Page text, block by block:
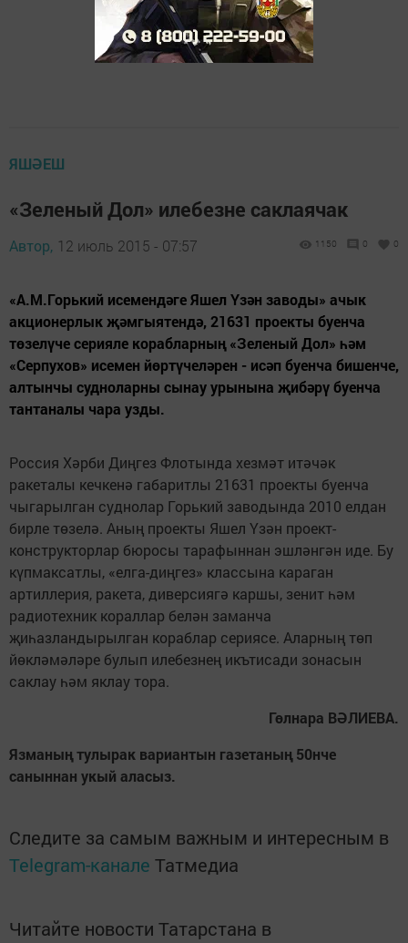
ЯШӘЕШ
«Зеленый Дол» илебезне саклаячак
Автор, 12 июль 2015 - 07:57 1150 0 0
«А.М.Горький исемендәге Яшел Үзән заводы» ачык
акционерлык җәмгыятендә, 21631 проекты буенча
төзелүче серияле корабларның «Зеленый Дол» һәм
«Серпухов» исемен йөртүчеләрен - исәп буенча бишенче,
алтынчы судноларны сынау урынына җибәрү буенча
тантаналы чара узды.
Россия Хәрби Диңгез Флотында хезмәт итәчәк
ракеталы кечкенә габаритлы 21631 проекты буенча
чыгарылган суднолар Горький заводында 2010 елдан
бирле төзелә. Аның проекты Яшел Үзән проект-
конструкторлар бюросы тарафыннан эшләнгән иде. Бу
күпмаксатлы, «елга-диңгез» классына караган
артиллерия, ракета, диверсиягә каршы, зенит һәм
радиотехник кораллар белән заманча
җиһазландырылган кораблар сериясе. Аларның төп
йөкләмәләре булып илебезнең икътисади зонасын
саклау һәм яклау тора.
Гөлнара ВӘЛИЕВА.
Язманың тулырак вариантын газетаның 50нче
саныннан укый аласыз.
Следите за самым важным и интересным в
Telegram-канале Татмедиа
Читайте новости Татарстана в